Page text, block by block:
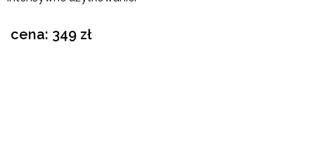
cena: 349 zł